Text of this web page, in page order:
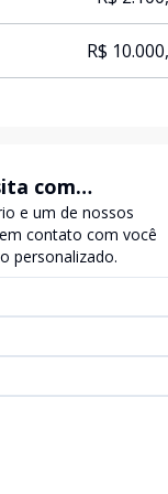
R$
com
e um de nossos
contato com você
personalizado.